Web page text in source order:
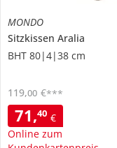
MONDO
Sitzkissen Aralia
BHT 80|4|38 cm
71,40 €
Online zum
119,00 €***